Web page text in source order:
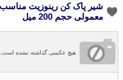
شیر پاک کن رینوزیت
معمولی حجم 200 میل
هیچ عکسی گذاشته نشده است.